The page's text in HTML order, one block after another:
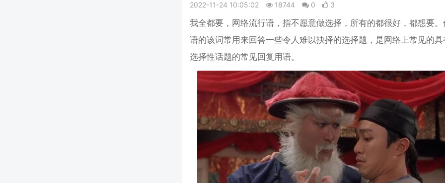
2022-11-24 10:05:02 18744 0 3
我全都要，网络流行语，指不愿意做选择，所有的都很好，都想要
语的该词常用来回答一些令人难以抉择的选择题，是网络上常见的
选择性话题的常见回复用语。